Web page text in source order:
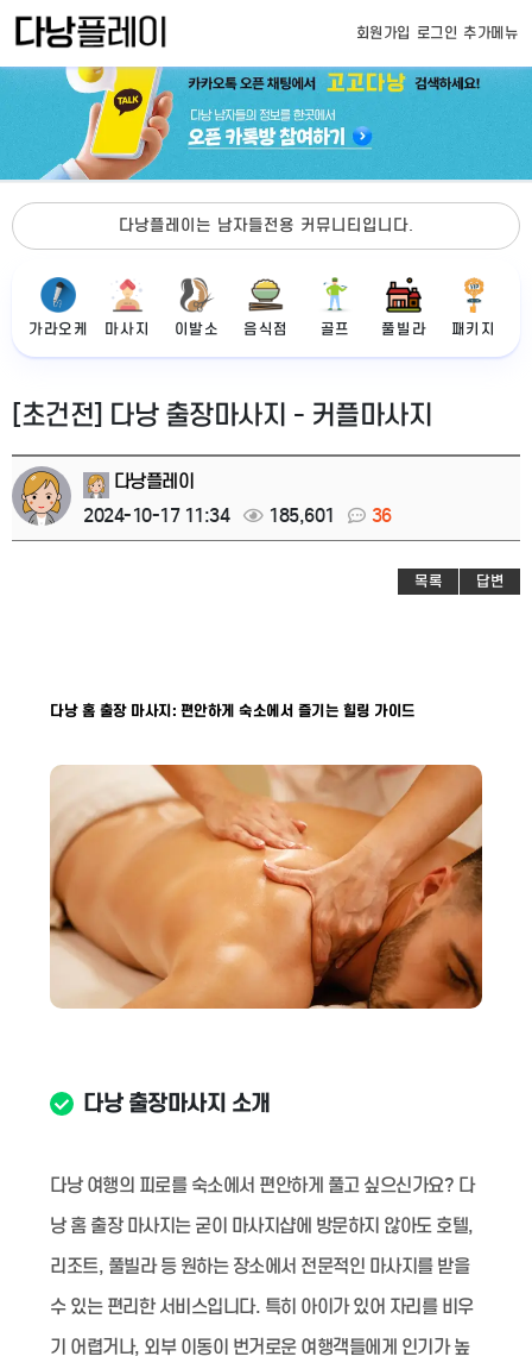
회원가입 로그인 추가메뉴
다낭플레이는 남자들전용 커뮤니티입니다.
가라오케 마사지 이발소 음식점 골프 풀빌라 패키지
[초건전] 다낭 출장마사지 - 커플마사지
다낭플레이
2024-10-17 11:34
185,601 36
목록 답변
다낭 홈 출장 마사지: 편안하게 숙소에서 즐기는 힐링 가이드
다낭 출장마사지 소개
다낭 여행의 피로를 숙소에서 편안하게 풀고 싶으신가요? 다
낭 홈 출장 마사지는 굳이 마사지샵에 방문하지 않아도 호텔,
리조트, 풀빌라 등 원하는 장소에서 전문적인 마사지를 받을
수 있는 편리한 서비스입니다. 특히 아이가 있어 자리를 비우
기 어렵거나, 외부 이동이 번거로운 여행객들에게 인기가 높